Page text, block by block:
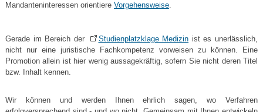
Mandanteninteressen orientiere Vorgehensweise.
Gerade im Bereich der Studienplatzklage Medizin ist es unerlässlich,
nicht nur eine juristische Fachkompetenz vorweisen zu können. Eine
Promotion allein ist hier wenig aussagekräftig, sofern Sie nicht deren Titel
bzw. Inhalt kennen.
Wir können und werden Ihnen ehrlich sagen, wo Verfahren